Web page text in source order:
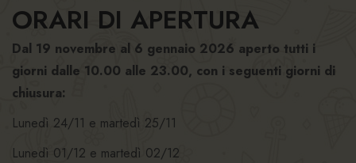
ORARI DI APERTURA
Dal 19 novembre al 6 gennaio 2026 aperto tutti i
giorni dalle 10.00 alle 23.00, con i seguenti giorni di
chiusura:
Lunedì 24/11 e martedì 25/11
Lunedì 01/12 e martedì 02/12